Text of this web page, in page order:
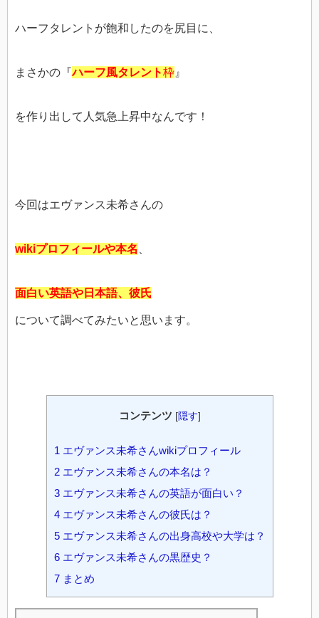
ハーフタレントが飽和したのを尻目に、
まさかの『ハーフ風タレント枠 』
を作り出して人気急上昇中なんです！
今回はエヴァンス未希さんの
wikiプロフィールや本名
面白い英語や日本語、彼氏
について調べてみたいと思います。
コンテンツ [隠す]
1 エヴァンス未希さんwikiプロフィール
2エヴァンス未希さんの本名は？
3エヴァンス未希さんの英語が面白い？
4エヴァンス未希さんの彼氏は？
5エヴァンス未希さんの出身高校や大学は？
6エヴァンス未希さんの黒歴史？
7まとめ